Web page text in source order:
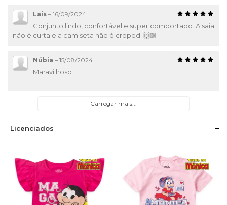
Laís – 16/09/2024
Conjunto lindo, confortável e super comportado. A saia
não é curta e a camiseta não é croped. 🙌🏼
Núbia – 15/08/2024
Maravilhoso
Carregar mais...
Licenciados